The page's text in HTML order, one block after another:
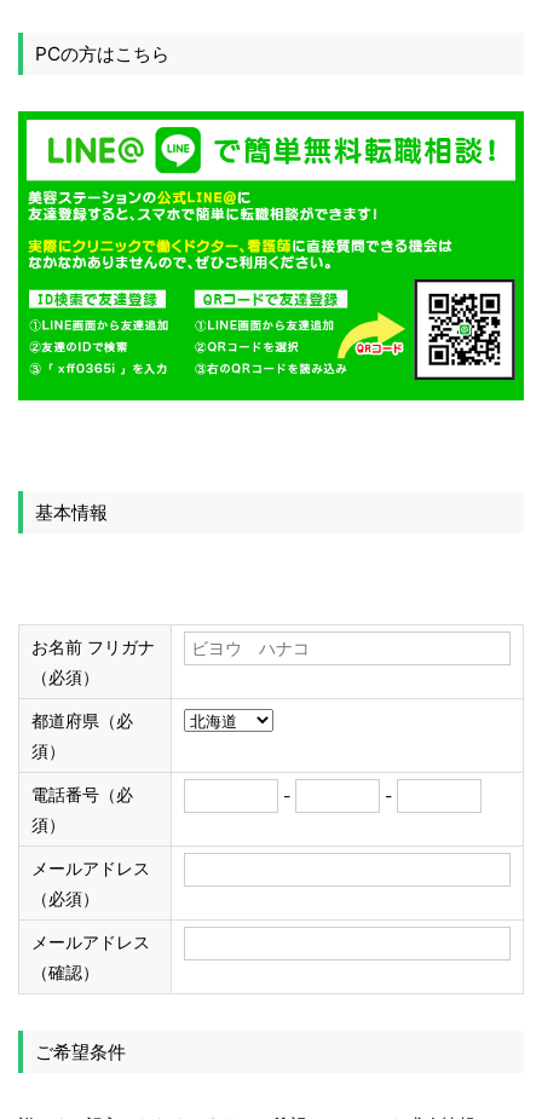
PCの方はこちら
基本情報
お名前 フリガナ
（必須）
都道府県（必
須）
電話番号（必
須）
- -
メールアドレス
（必須）
メールアドレス
（確認）
ご希望条件